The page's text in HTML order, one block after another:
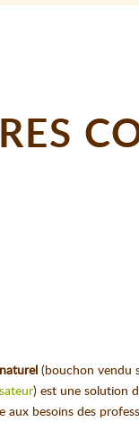
(bouchon vendu
) est une solution
besoins des